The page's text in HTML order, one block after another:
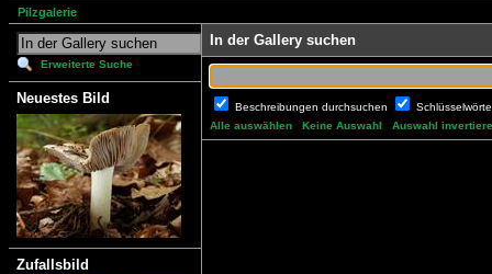
Pilzgalerie
Erweiterte Suche
Neuestes Bild
Zufallsbild
In der Gallery suchen
Beschreibungen durchsuchen
Alle auswählen
Keine Auswahl Auswahl